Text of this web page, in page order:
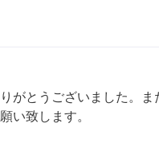
がとうございました。ま
い致します。